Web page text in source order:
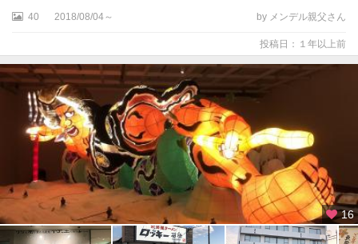
40 2018/08/04～ by メンデル親父さん
投稿日：１年以上前
16